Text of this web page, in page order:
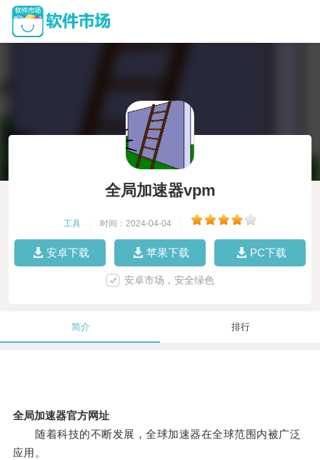
全局加速器vpm
工具 时间：2024-04-04
安卓下载 苹果下载 PC下载
安卓市场，安全绿色
简介 排行
全局加速器官方网址
随着科技的不断发展，全球加速器在全球范围内被广泛
应用。